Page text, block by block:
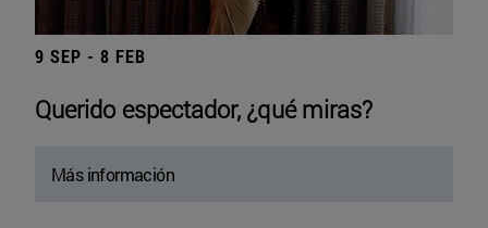
9 SEP - 8 FEB
Querido espectador, ¿qué miras?
Más información